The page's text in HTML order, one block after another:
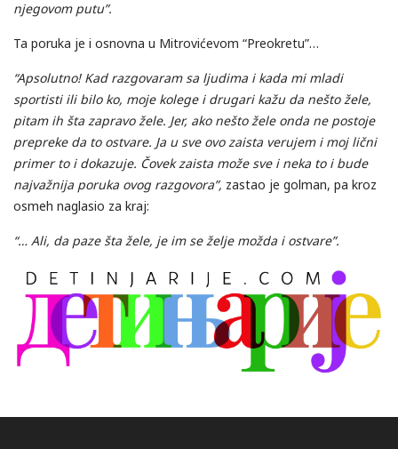
njegovom putu”.
Ta poruka je i osnovna u Mitrovićevom “Preokretu”…
“Apsolutno! Kad razgovaram sa ljudima i kada mi mladi
sportisti ili bilo ko, moje kolege i drugari kažu da nešto žele,
pitam ih šta zapravo žele. Jer, ako nešto žele onda ne postoje
prepreke da to ostvare. Ja u sve ovo zaista verujem i moj lični
primer to i dokazuje. Čovek zaista može sve i neka to i bude
najvažnija poruka ovog razgovora”, zastao je golman, pa kroz
osmeh naglasio za kraj:
“… Ali, da paze šta žele, je im se želje možda i ostvare”.